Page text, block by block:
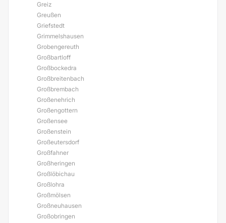
Greiz
Greußen
Griefstedt
Grimmelshausen
Grobengereuth
Großbartloff
Großbockedra
Großbreitenbach
Großbrembach
Großenehrich
Großengottern
Großensee
Großenstein
Großeutersdorf
Großfahner
Großheringen
Großlöbichau
Großlohra
Großmölsen
Großneuhausen
Großobringen